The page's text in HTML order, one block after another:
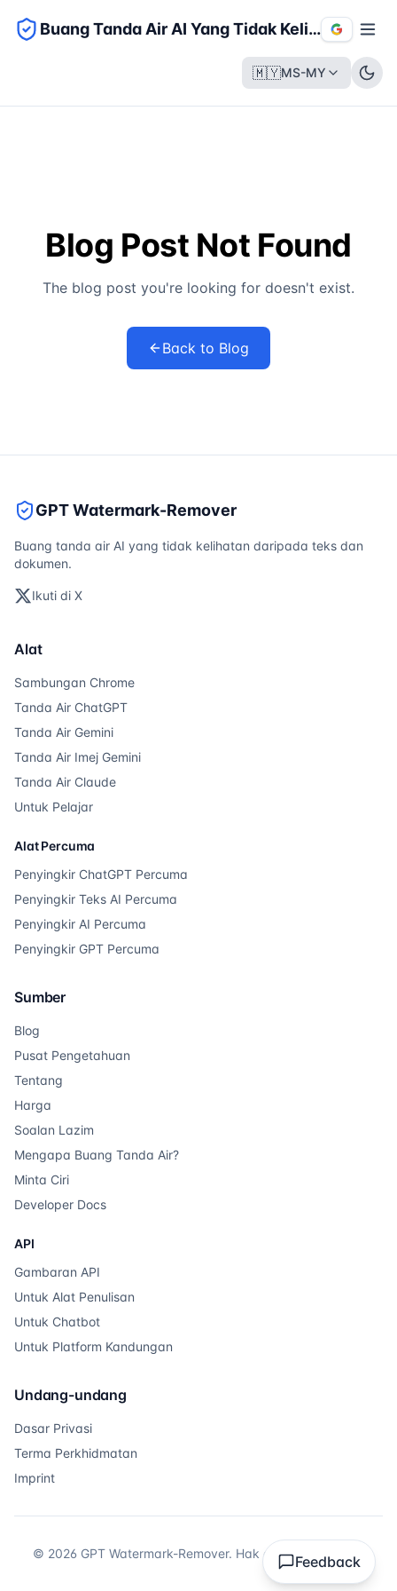
Buang Tanda Air AI Yang Tidak Kelihatan
🇲🇾MS-MY
Blog Post Not Found
The blog post you're looking for doesn't exist.
Back to Blog
GPT Watermark-Remover
Buang tanda air AI yang tidak kelihatan daripada teks dan
dokumen.
Ikuti di X
Alat
Sambungan Chrome
Tanda Air ChatGPT
Tanda Air Gemini
Tanda Air Imej Gemini
Tanda Air Claude
Untuk Pelajar
Alat Percuma
Penyingkir ChatGPT Percuma
Penyingkir Teks AI Percuma
Penyingkir AI Percuma
Penyingkir GPT Percuma
Sumber
Blog
Pusat Pengetahuan
Tentang
Harga
Soalan Lazim
Mengapa Buang Tanda Air?
Minta Ciri
Developer Docs
API
Gambaran API
Untuk Alat Penulisan
Untuk Chatbot
Untuk Platform Kandungan
Undang-undang
Dasar Privasi
Terma Perkhidmatan
Imprint
© 2026 GPT Watermark-Remover. Hak cipta terpelihara.
Feedback